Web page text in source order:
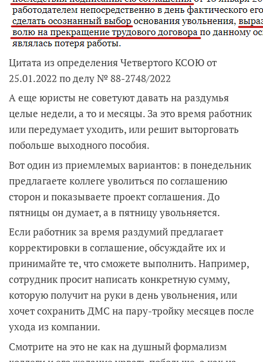
Цитата из определения Четвертого КСОЮ от
25.01.2022 по делу № 88-2748/2022
А еще юристы не советуют давать на раздумья
целые недели, а то и месяцы. За это время работник
или передумает уходить, или решит выторговать
побольше выходного пособия.
Вот один из приемлемых вариантов: в понедельник
предлагаете коллеге уволиться по соглашению
сторон и показываете проект соглашения. До
пятницы он думает, а в пятницу увольняется.
Если работник за время раздумий предлагает
корректировки в соглашение, обсуждайте их и
принимайте те, что сможете выполнить. Например,
сотрудник просит написать конкретную сумму,
которую получит на руки в день увольнения, или
хочет сохранить ДМС на пару-тройку месяцев после
ухода из компании.
Смотрите на это не как на душный формализм